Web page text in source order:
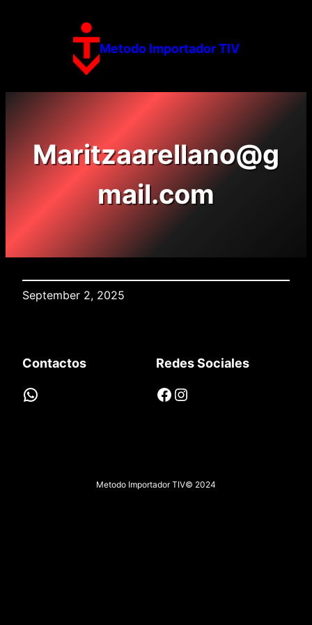
Metodo Importador TIV
Maritzaarellano@g
mail.com
September 2, 2025
Contactos
WhatsApp
Redes Sociales
Facebook Instagram
Metodo Importador TIV© 2024